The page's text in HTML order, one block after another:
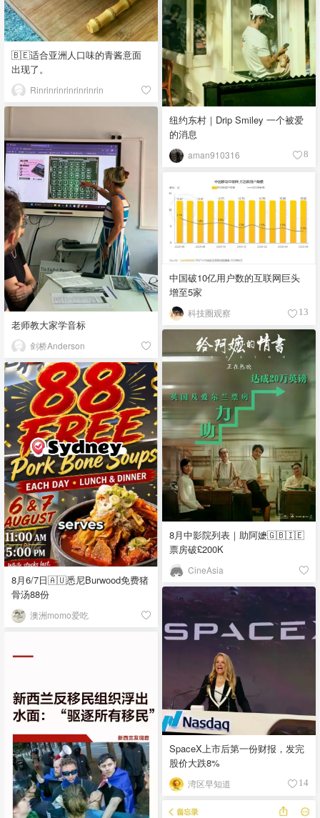
🇧🇪适合亚洲人口味的青酱意面
出现了。
Rinrinrinrinrinrinrin
纽约东村｜Drip Smiley 一个被爱
的消息
aman910316 8
老师教大家学音标
剑桥Anderson
中国破10亿用户数的互联网巨头
增至5家
科技圈观察 13
8月中影院列表｜助阿嬷🇬🇧🇮🇪
票房破£200K
CineAsia
8月6/7日🇦🇺悉尼Burwood免费猪
骨汤88份
澳洲momo爱吃
SpaceX上市后第一份财报，发完
股价大跌8%
湾区早知道 14